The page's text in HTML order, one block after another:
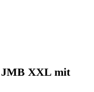
JMB XXL mit